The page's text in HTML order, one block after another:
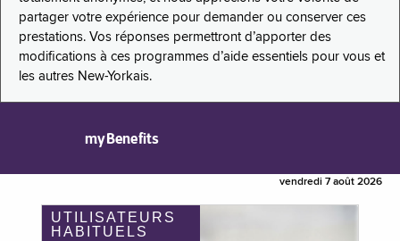
partager votre expérience pour demander ou conserver ces
prestations. Vos réponses permettront d’apporter des
modifications à ces programmes d’aide essentiels pour vous et
les autres New-Yorkais.
myBenefits
vendredi 7 août 2026
UTILISATEURS
HABITUELS